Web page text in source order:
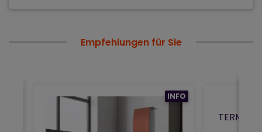
Empfehlungen für Sie
INFO
TERMA